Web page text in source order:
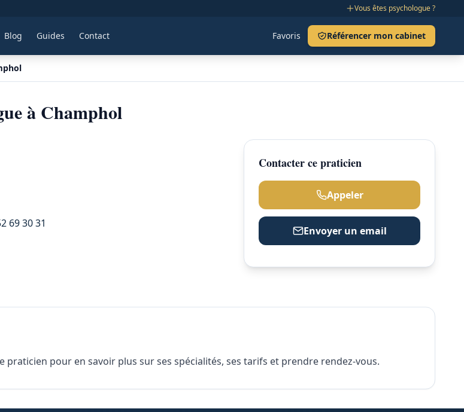
Vous êtes psychologue ?
Blog Guides Contact Favoris Référencer mon cabinet
à Champhol
69 30 31
Contacter ce praticien
Appeler
Envoyer un email
praticien pour en savoir plus sur ses spécialités, ses tarifs et prendre rendez-vous.